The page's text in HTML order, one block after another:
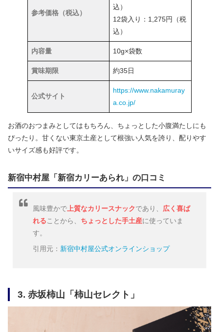
参考価格（税込）
込）
12袋入り：1,275円（税
込）
内容量 10g×袋数
賞味期限 約35日
公式サイト
https://www.nakamuray
a.co.jp/
お酒のおつまみとしてはもちろん、ちょっとした小腹満たしにも
ぴったり。甘くない東京土産として根強い人気を誇り、配りやす
いサイズ感も好評です。
新宿中村屋「新宿カリーあられ」の口コミ
風味豊かで上質なカリースナックであり、 広く喜ば
れる ことから、 ちょっとした手土産に使っていま
す。
引用元： 新宿中村屋公式オンラインショップ
3. 赤坂柿山「柿山セレクト」